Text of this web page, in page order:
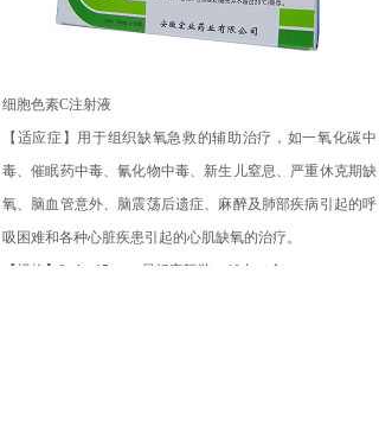
细胞色素C注射液
【适应症】用于组织缺氧急救的辅助治疗，如一氧化碳中
毒、催眠药中毒、氰化物中毒、新生儿窒息、严重休克期缺
氧、脑血管意外、脑震荡后遗症、麻醉及肺部疾病引起的呼
吸困难和各种心脏疾患引起的心肌缺氧的治疗。
【规格】2ml﹕15mg，易折安瓿装，10支／盒。